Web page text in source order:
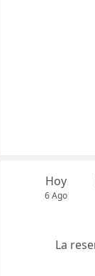
Hoy
6 Ago
La